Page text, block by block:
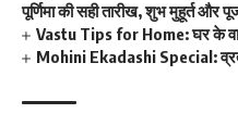
पूर्णिमा की सही तारीख, शुभ मुहूर्त और
Vastu Tips for Home: घर के
Mohini Ekadashi Special: व्रत